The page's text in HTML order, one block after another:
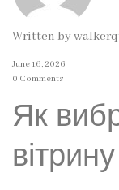
Written by
June 16, 2026
0 Comments
Як